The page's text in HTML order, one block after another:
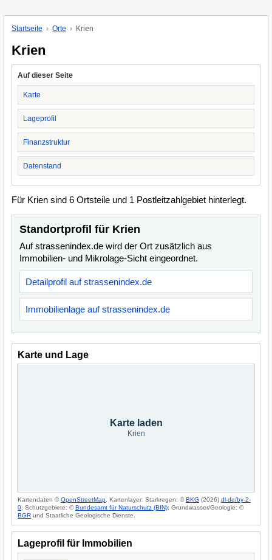
Startseite Orte Krien
Krien
Auf dieser Seite
Karte
Lageprofil
Finanzstruktur
Datenstand
Für Krien sind 6 Ortsteile und 1 Postleitzahlgebiet hinterlegt.
Standortprofil für Krien
Auf strassenindex.de wird der Ort zusätzlich aus
Immobilien- und Mikrolage-Sicht eingeordnet.
Detailprofil auf strassenindex.de
Immobilienlage auf strassenindex.de
Karte und Lage
Karte laden
Krien
Kartendaten ©OpenStreetMap . Kartenlayer: Starkregen: ©BKG (2026) dl-de/by-2-
0; Schutzgebiete: ©Bundesamt für Naturschutz (BfN); Grundwasser/Geologie: ©
BGR und Staatliche Geologische Dienste.
Lageprofil für Immobilien